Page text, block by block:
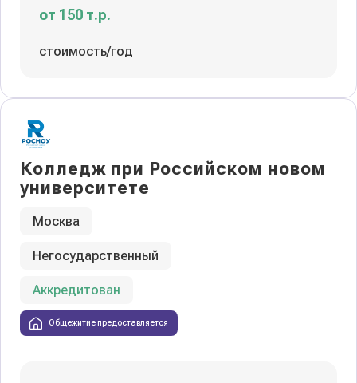
от 150 т.р.
стоимость/год
Колледж при Российском новом
университете
Москва
Негосударственный
Аккредитован
Общежитие предоставляется